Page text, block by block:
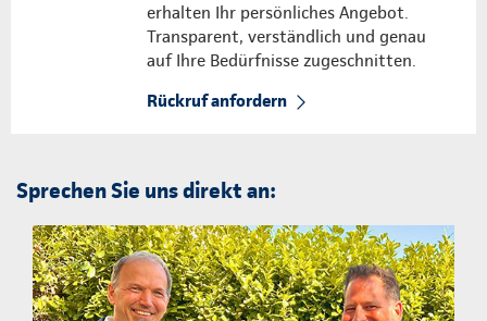
erhalten Ihr persönliches Angebot.
Transparent, verständlich und genau
auf Ihre Bedürfnisse zugeschnitten.
Rückruf anfordern
Sprechen Sie uns direkt an: